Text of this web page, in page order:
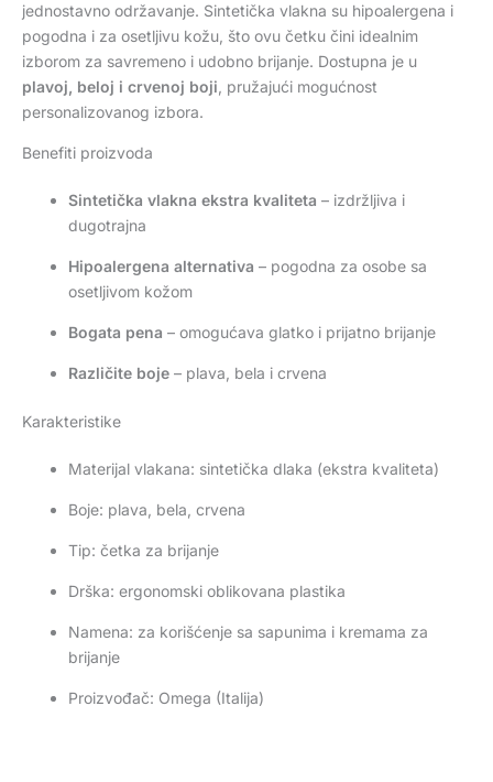
jednostavno održavanje. Sintetička vlakna su hipoalergena i
pogodna i za osetljivu kožu, što ovu četku čini idealnim
izborom za savremeno i udobno brijanje. Dostupna je u
plavoj, beloj i crvenoj boji, pružajući mogućnost
personalizovanog izbora.
Benefiti proizvoda
Sintetička vlakna ekstra kvaliteta – izdržljiva i
dugotrajna
Hipoalergena alternativa – pogodna za osobe sa
osetljivom kožom
Bogata pena – omogućava glatko i prijatno brijanje
Različite boje – plava, bela i crvena
Karakteristike
Materijal vlakana: sintetička dlaka (ekstra kvaliteta)
Boje: plava, bela, crvena
Tip: četka za brijanje
Drška: ergonomski oblikovana plastika
Namena: za korišćenje sa sapunima i kremama za
brijanje
Proizvođač: Omega (Italija)